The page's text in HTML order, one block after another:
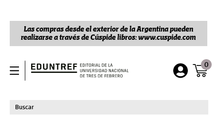
Las compras desde el exterior de la Argentina pueden
realizarse a través de Cúspide libros: www.cuspide.com
0